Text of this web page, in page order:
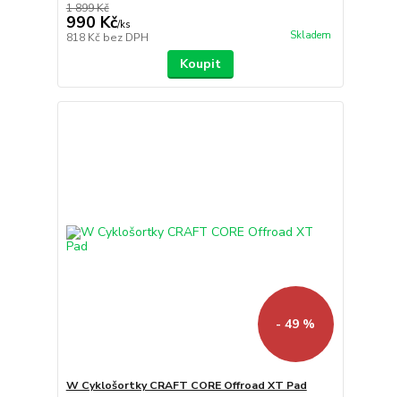
1 899 Kč
990 Kč/ks
818 Kč bez DPH Skladem
Koupit
- 49 %
W Cyklošortky CRAFT CORE Offroad XT Pad